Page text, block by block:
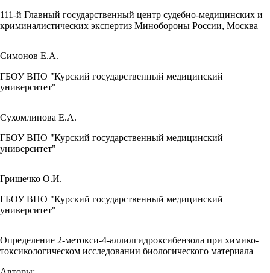
111-й Главный государственный центр судебно-медицинских и
криминалистических экспертиз Минобороны России, Москва
Симонов Е.А.
ГБОУ ВПО "Курский государственный медицинский
университет"
Сухомлинова Е.А.
ГБОУ ВПО "Курский государственный медицинский
университет"
Гришечко О.И.
ГБОУ ВПО "Курский государственный медицинский
университет"
Определение 2-метокси-4-аллилгидроксибензола при химико-
токсикологическом исследовании биологического материала